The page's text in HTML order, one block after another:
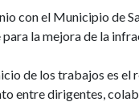
con el Municipio de
la mejora de la
de los trabajos es el
entre dirigentes,